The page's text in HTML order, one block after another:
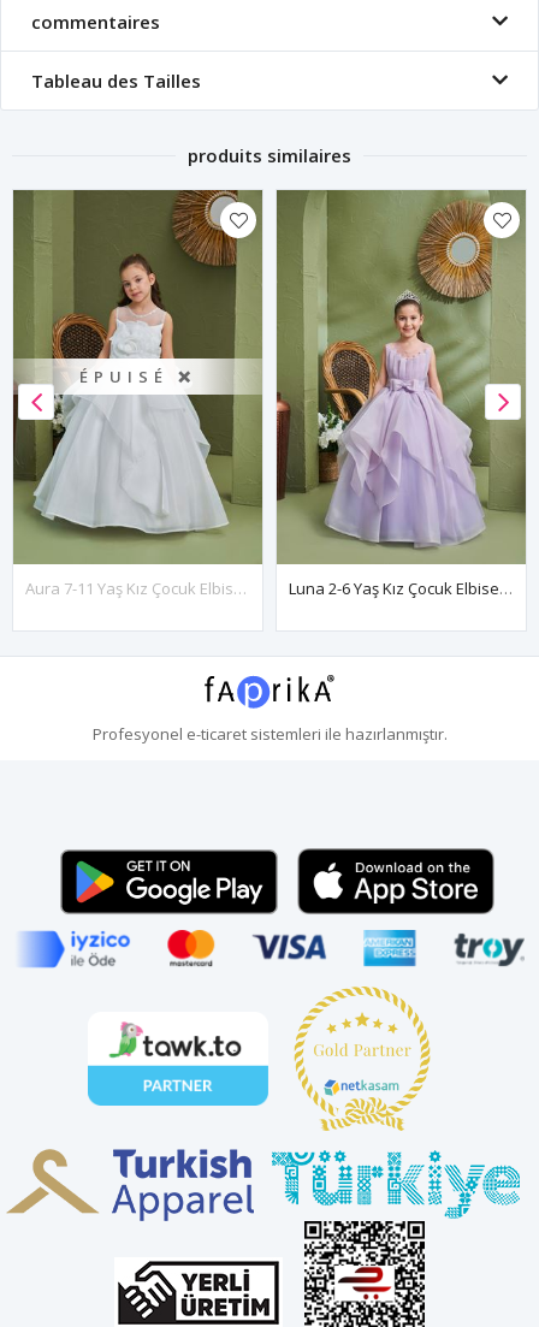
commentaires
Tableau des Tailles
produits similaires
ÉPUISÉ ❌
Aura 7-11 Yaş Kız Çocuk Elbise 30165 Kırık Beyaz Luna 2-6 Yaş Kız Çocuk Elbise 20167 Lila
Profesyonel e-ticaretsistemleri ile hazırlanmıştır.